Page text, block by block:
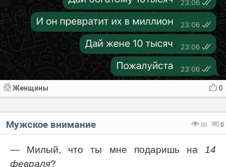
0
Женщины
86 0
Мужское внимание
— Милый, что ты мне подаришь на 14
февраля?